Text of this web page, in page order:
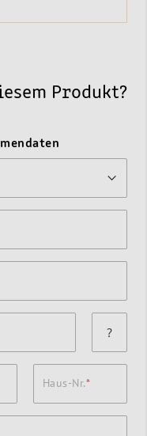
Produkt?
?
Haus-Nr.